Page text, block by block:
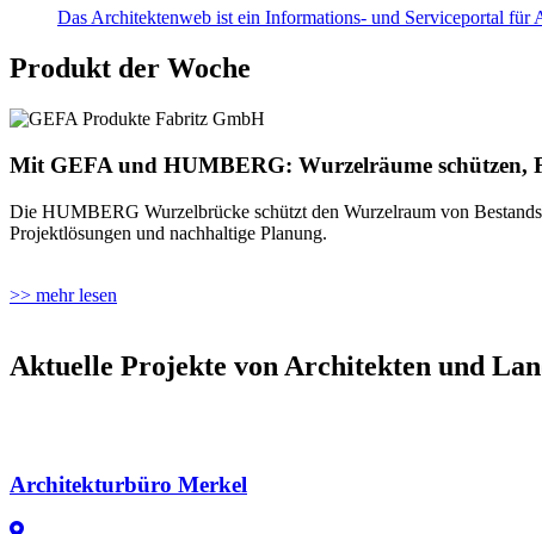
Das Architektenweb ist ein Informations- und Serviceportal
Produkt der Woche
Mit GEFA und HUMBERG: Wurzelräume schützen,
Die HUMBERG Wurzelbrücke schützt den Wurzelraum von
Projektlösungen und nachhaltige Planung.
>> mehr lesen
Aktuelle Projekte von Architekten und
Architekturbüro Merkel